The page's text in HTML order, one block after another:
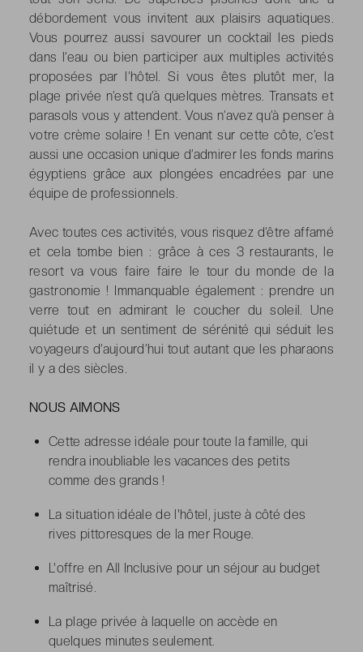
débordement vous invitent aux plaisirs aquatiques.
Vous pourrez aussi savourer un cocktail les pieds
dans l’eau ou bien participer aux multiples activités
proposées par l’hôtel. Si vous êtes plutôt mer, la
plage privée n’est qu’à quelques mètres. Transats et
parasols vous y attendent. Vous n’avez qu’à penser à
votre crème solaire ! En venant sur cette côte, c’est
aussi une occasion unique d’admirer les fonds marins
égyptiens grâce aux plongées encadrées par une
équipe de professionnels.
Avec toutes ces activités, vous risquez d’être affamé
et cela tombe bien : grâce à ces 3 restaurants, le
resort va vous faire faire le tour du monde de la
gastronomie ! Immanquable également : prendre un
verre tout en admirant le coucher du soleil. Une
quiétude et un sentiment de sérénité qui séduit les
voyageurs d’aujourd’hui tout autant que les pharaons
il y a des siècles.
NOUS AIMONS
Cette adresse idéale pour toute la famille, qui
rendra inoubliable les vacances des petits
comme des grands !
La situation idéale de l'hôtel, juste à côté des
rives pittoresques de la mer Rouge.
L'offre en All Inclusive pour un séjour au budget
maîtrisé.
La plage privée à laquelle on accède en
quelques minutes seulement.